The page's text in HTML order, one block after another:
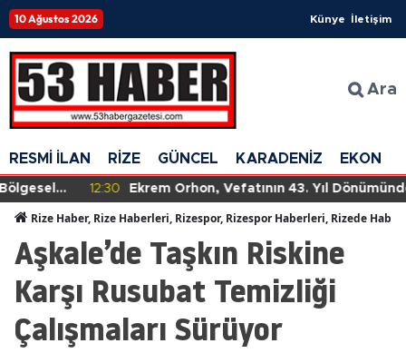
10 Ağustos 2026 Künye İletişim
Ara
RESMİ İLAN RİZE GÜNCEL KARADENİZ
12:30
Ekrem Orhon, Vefatının 43. Yıl Dönümünde Dualarla
Rize Haber, Rize Haberleri, Rizespor, Rizespor Haberleri, Rizede
Aşkale’de Taşkın Riskine
Karşı Rusubat Temizliği
Çalışmaları Sürüyor